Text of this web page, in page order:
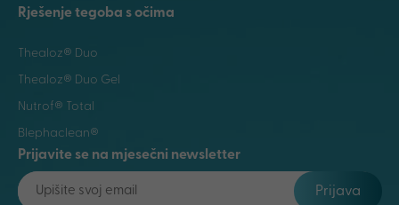
Rješenje tegoba s očima
Thealoz® Duo
Thealoz® Duo Gel
Nutrof® Total
Blephaclean®
Prijavite se na mjesečni newsletter
Prijava